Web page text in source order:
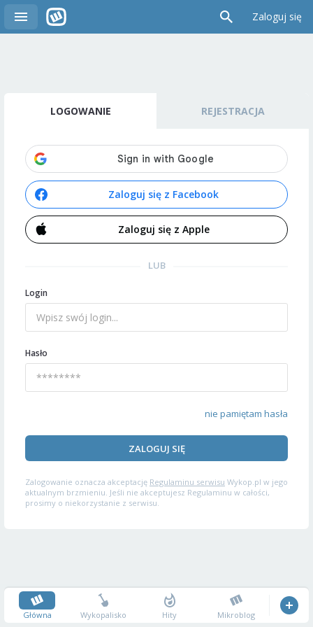
Zaloguj się
LOGOWANIE REJESTRACJA
Zaloguj się z Facebook
Zaloguj się z Apple
LUB
Login
Hasło
nie pamiętam hasła
ZALOGUJ SIĘ
Zalogowanie oznacza akceptację Regulaminu serwisu Wykop.pl w jego
aktualnym brzmieniu. Jeśli nie akceptujesz Regulaminu w całości,
prosimy o niekorzystanie z serwisu.
Główna Wykopalisko Hity Mikroblog